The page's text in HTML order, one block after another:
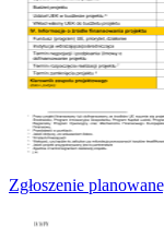
Zgłoszenie